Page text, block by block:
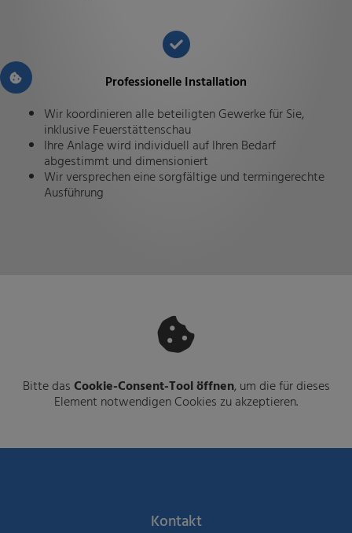
Professionelle Installation
Wir koordinieren alle beteiligten Gewerke für Sie,
inklusive Feuerstättenschau
Ihre Anlage wird individuell auf Ihren Bedarf
abgestimmt und dimensioniert
Wir versprechen eine sorgfältige und termingerechte
Ausführung
Bitte das Cookie-Consent-Tool öffnen, um die für dieses
Element notwendigen Cookies zu akzeptieren.
Kontakt